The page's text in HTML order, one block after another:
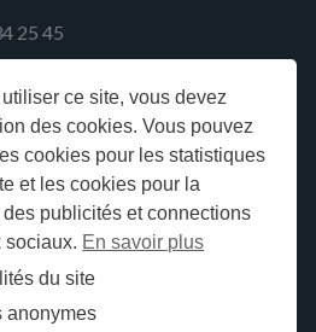
ce site, vous devez
des cookies. Vous pouvez
cookies pour les statistiques
et les cookies pour la
publicités et connections
sociaux. En savoir plus
du sitedu site
anonymes
25 45
de confidentialité